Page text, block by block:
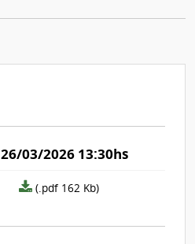
26/03/2026 13:30hs
archivo
(.pdf 162 Kb)